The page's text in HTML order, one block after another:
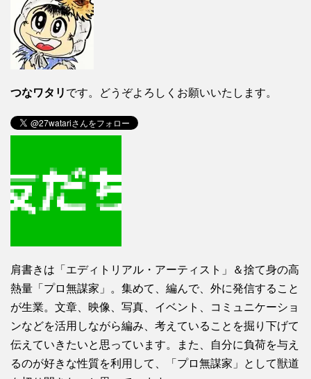
つなワタリ です。どうぞよろしくお願いいたします。
肩書きは「エディトリアル・アーティスト」＆捨て身の高
熱量「プロ無謀家」。集めて、編んで、外に発信すること
が生業。文章、映像、写真、イベント、コミュニケーショ
ンなどを活用しながら編み、考えていることを掘り下げて
伝えていきたいと思っています。また、自分に負荷を与え
るのが好きな性質を利用して、「プロ無謀家」として獣道